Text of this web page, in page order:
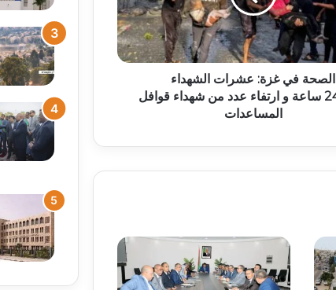
الصحة في غزة: عشرات الشهداء
خلال 24 ساعة و ارتفاء عدد من شهداء قوافل
المساعدات